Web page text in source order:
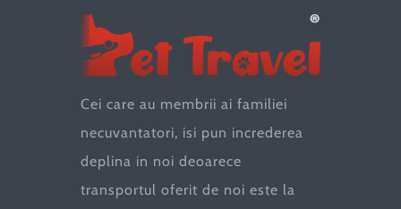
Cei care au membrii ai familiei
necuvantatori, isi pun increderea
deplina in noi deoarece
transportul oferit de noi este la